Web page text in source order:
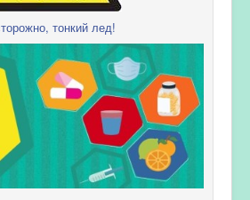
тонкий лед!